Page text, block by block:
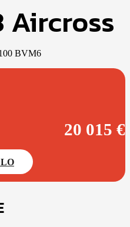
Aircross
BVM6
20 015 €